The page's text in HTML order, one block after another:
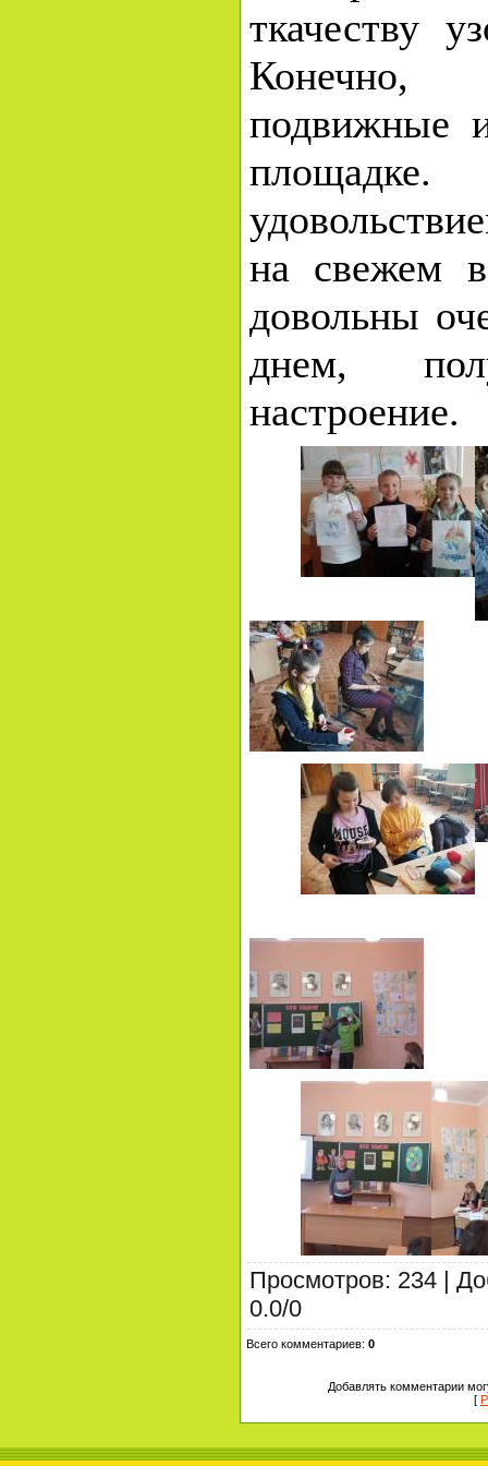
ткачеству
подвижные
на свежем
довольны
днем,
настроение.
Просмотров: 234 |
0.0/0
Всего комментариев: 0
Добавлять комментарии
[